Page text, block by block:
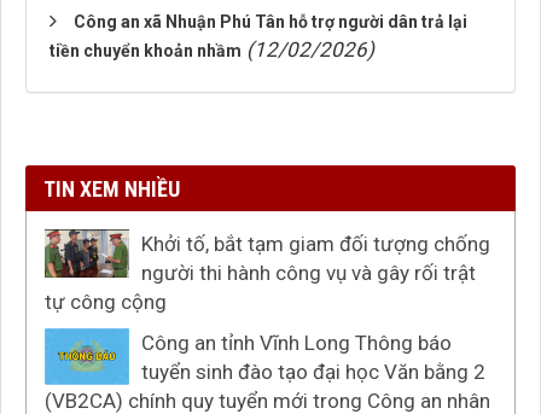
Công an xã Nhuận Phú Tân hỗ trợ người dân trả lại
tiền chuyển khoản nhầm (12/02/2026)
TIN XEM NHIỀU
Khởi tố, bắt tạm giam đối tượng chống
người thi hành công vụ và gây rối trật
tự công cộng
Công an tỉnh Vĩnh Long Thông báo
tuyển sinh đào tạo đại học Văn bằng 2
(VB2CA) chính quy tuyển mới trong Công an nhân